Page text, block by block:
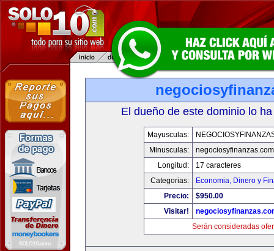
El dueño de este dominio lo
Mayusculas:
Minusculas:
negociosyfinanzas.com
Longitud:
17 caracteres
Categorias:
Economia, Dinero y
Precio:
$950.00
Visitar!
Serán consideradas